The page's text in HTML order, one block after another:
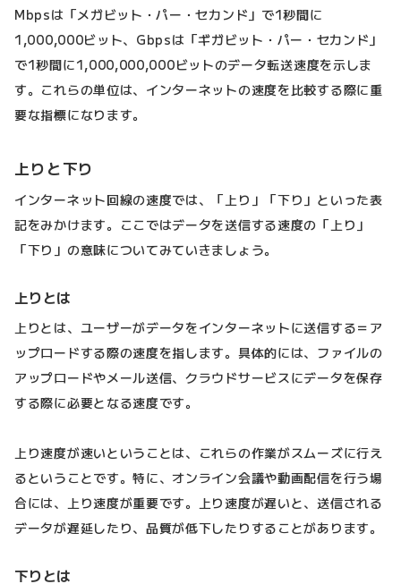
Mbpsは「メガビット・パー・セカンド」で1秒間に
1,000,000ビット、Gbpsは「ギガビット・パー・セカンド」
で1秒間に1,000,000,000ビットのデータ転送速度を示しま
す。これらの単位は、インターネットの速度を比較する際に重
要な指標になります。
上りと下り
インターネット回線の速度では、「上り」「下り」といった表
記をみかけます。ここではデータを送信する速度の「上り」
「下り」の意味についてみていきましょう。
上りとは
上りとは、ユーザーがデータをインターネットに送信する＝ア
ップロードする際の速度を指します。具体的には、ファイルの
アップロードやメール送信、クラウドサービスにデータを保存
する際に必要となる速度です。
上り速度が速いということは、これらの作業がスムーズに行え
るということです。特に、オンライン会議や動画配信を行う場
合には、上り速度が重要です。上り速度が遅いと、送信される
データが遅延したり、品質が低下したりすることがあります。
下りとは